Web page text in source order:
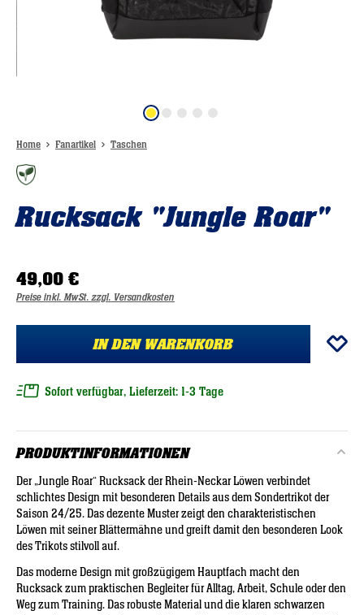
Home Fanartikel Taschen
Rucksack "Jungle Roar"
49,00 €
Preise inkl. MwSt. zzgl. Versandkosten
IN DEN WARENKORB
Sofort verfügbar, Lieferzeit: 1-3 Tage
PRODUKTINFORMATIONEN
Der „Jungle Roar“ Rucksack derRhein-Neckar Löwen verbindet
schlichtes Design mit besonderen Details aus dem Sondertrikot der
Saison 24/25. Das dezente Muster zeigt den charakteristischen
Löwen mit seiner Blättermähne und greift damit den besonderen Look
des Trikots stilvoll auf.
Das moderne Design mit großzügigem Hauptfach macht den
Rucksack zum praktischen Begleiter für Alltag, Arbeit, Schule oder den
Weg zum Training. Das robuste Material und die klaren schwarzen